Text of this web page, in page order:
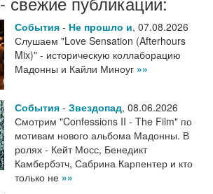
События - Не прошло и, 07.08.2026
Слушаем "Love Sensation (Afterhours
Mix)" - историческую коллаборацию
Мадонны и Кайли Миноуг »»
События - Звездопад, 08.06.2026
Смотрим "Confessions II - The Film" по
мотивам нового альбома Мадонны. В
ролях - Кейт Мосс, Бенедикт
Камбербэтч, Сабрина Карпентер и кто
только не »»